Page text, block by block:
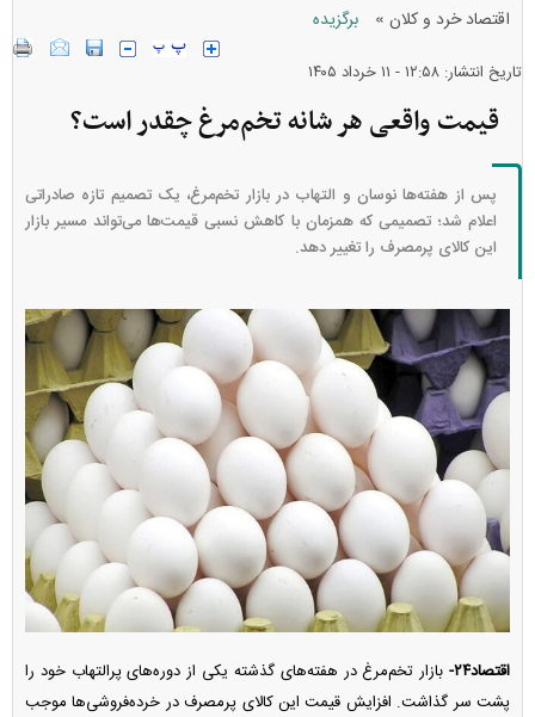
اقتصاد خرد و کلان » برگزیده
تاریخ انتشار: ۱۲:۵۸ - ۱۱ خرداد ۱۴۰۵
قیمت واقعی هر شانه تخم‌مرغ چقدر است؟
پس از هفته‌ها نوسان و التهاب در بازار تخم‌مرغ، یک تصمیم تازه صادراتی
اعلام شد؛ تصمیمی که همزمان با کاهش نسبی قیمت‌ها می‌تواند مسیر بازار
این کالای پرمصرف را تغییر دهد.
اقتصاد۲۴-
بازار تخم‌مرغ در هفته‌های گذشته یکی از دوره‌های پرالتهاب خود را
پشت سر گذاشت. افزایش قیمت این کالای پرمصرف در خرده‌فروشی‌ها موجب